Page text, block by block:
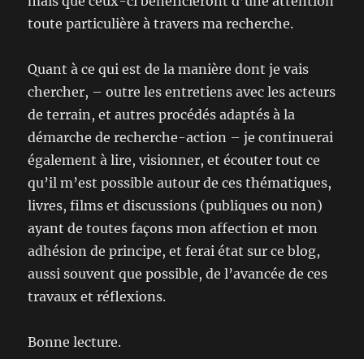
toute particulière à travers ma recherche.
Quant à ce qui est de la manière dont je vais
chercher, – outre les entretiens avec les acteurs
de terrain, et autres procédés adaptés à la
démarche de recherche-action – je continuerai
également à lire, visionner, et écouter tout ce
qu’il m’est possible autour de ces thématiques,
livres, films et discussions (publiques ou non)
ayant de toutes façons mon affection et mon
adhésion de principe, et ferai état sur ce blog,
aussi souvent que possible, de l’avancée de ces
travaux et réflexions.
Bonne lecture.